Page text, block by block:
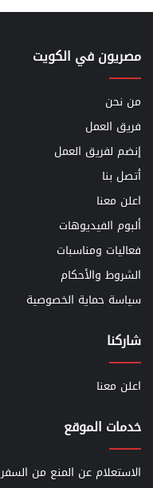
مصريون في الكويت
من نحن
فريق العمل
إنضم لفريق العمل
أتصل بنا
اعلن معنا
ألبوم الفيديوهات
فعاليات ومناسبات
الشروط والأحكام
سياسة حماية الخصوصية
شاركنا
اعلن معنا
خدمات الموقع
الاستعلام عن المنع من السفر